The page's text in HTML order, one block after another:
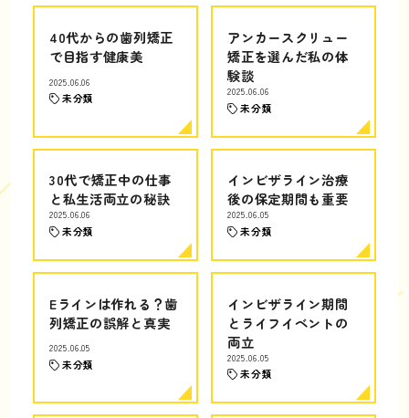
40代からの歯列矯正
で目指す健康美
2025.06.06
未分類
アンカースクリュー
矯正を選んだ私の体
験談
2025.06.06
未分類
30代で矯正中の仕事
と私生活両立の秘訣
2025.06.06
未分類
インビザライン治療
後の保定期間も重要
2025.06.05
未分類
Eラインは作れる？歯
列矯正の誤解と真実
2025.06.05
未分類
インビザライン期間
とライフイベントの
両立
2025.06.05
未分類